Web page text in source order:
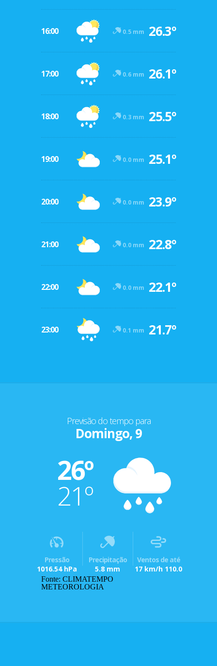
16:00 0.5 mm 26.3º
17:00 0.6 mm 26.1º
18:00 0.3 mm 25.5º
19:00 0.0 mm 25.1º
20:00 0.0 mm 23.9º
21:00 0.0 mm 22.8º
22:00 0.0 mm 22.1º
23:00 0.1 mm 21.7º
Previsão do tempo para
Domingo, 9
26º
21º
Pressão
1016.54 hPa
Precipitação
5.8 mm
Ventos de até
17 km/h 110.0
Fonte: CLIMATEMPO
METEOROLOGIA